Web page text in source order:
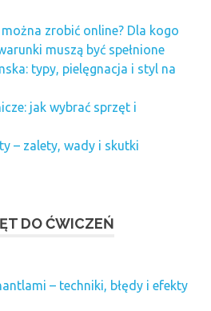
można zrobić online? Dla kogo
muszą być spełnione
typy, pielęgnacja i styl na
jak wybrać sprzęt i
– zalety, wady i skutki
DO ĆWICZEŃ
– techniki, błędy i efekty